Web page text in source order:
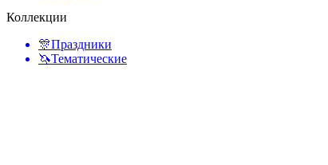
Коллекции
🎊Праздники
🦄Тематические